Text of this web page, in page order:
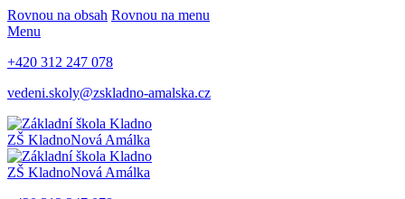
Rovnou na obsah Rovnou na menu
Menu
+420 312 247 078
vedeni.skoly@zskladno-amalska.cz
ZŠ KladnoNová Amálka
ZŠ KladnoNová Amálka